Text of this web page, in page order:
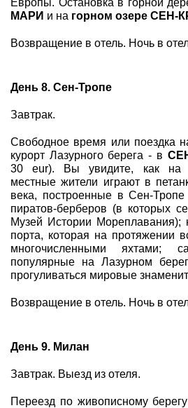
Европы. Остановка в горной
МАРИ и на горном озере СЕН-
Возвращение в отель. Ночь в
День 8. Сен-Тропе
Завтрак.
Свободное время или поездка
курорт Лазурного берега - в
30 eur). Вы увидите, как на
местные жители играют в
века, построенные в Сен-
пиратов-берберов (в которых
Музей Истории Мореплавания);
порта, которая на протяжении
многочисленными яхтами;
популярные на Лазурном
прогуливаться мировые
Возвращение в отель. Ночь в
День 9. Милан
Завтрак. Выезд из отеля.
Переезд по живописному